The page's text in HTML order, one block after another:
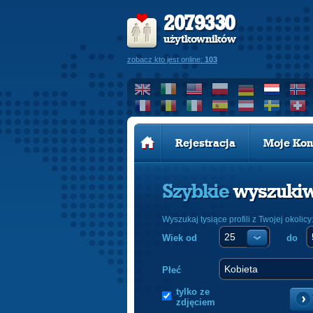
2079330
użytkowników
zobacz kto jest online: 103
Rejestracja Moje
Szybkie
Wyszukaj tysiące profili z Twojej okolicy:
Wiek od do
Płeć
tylko ze
zdjęciem